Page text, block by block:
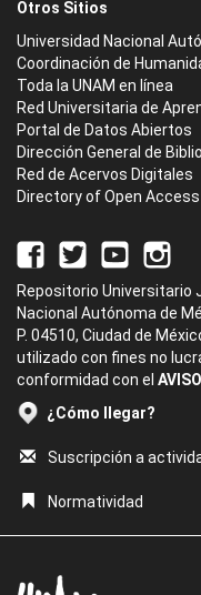
Otros Sitios
Universidad Nacional
Coordinación de
Toda la UNAM en línea
Red Universitaria de
Portal de Datos Abiertos
Dirección General de
Red de Acervos Digitales
Directory of Open
Repositorio Universitario
Nacional Autónoma de
P. 04510, Ciudad de
utilizado con fines no
conformidad con el
¿Cómo llegar?
Suscripción a
Normatividad